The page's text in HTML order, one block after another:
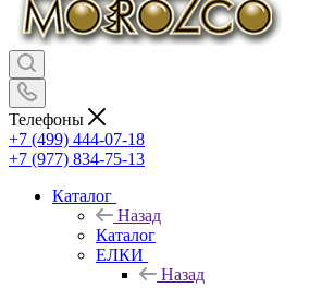
Телефоны
+7 (499) 444-07-18
+7 (977) 834-75-13
Каталог
Назад
Каталог
ЕЛКИ
Назад